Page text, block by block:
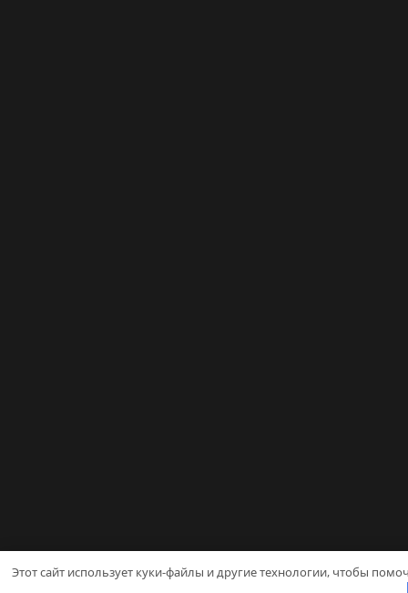
Этот сайт использует куки-файлы и другие технологии, чтобы